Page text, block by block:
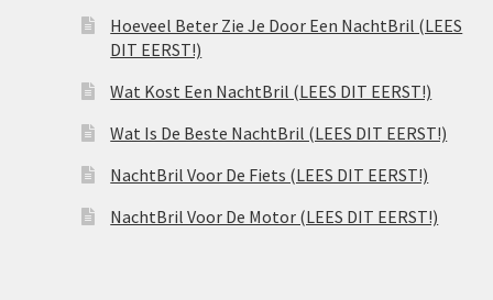
Hoeveel Beter Zie Je Door Een NachtBril (LEES
DIT EERST!)
Wat Kost Een NachtBril (LEES DIT EERST!)
Wat Is De Beste NachtBril (LEES DIT EERST!)
NachtBril Voor De Fiets (LEES DIT EERST!)
NachtBril Voor De Motor (LEES DIT EERST!)